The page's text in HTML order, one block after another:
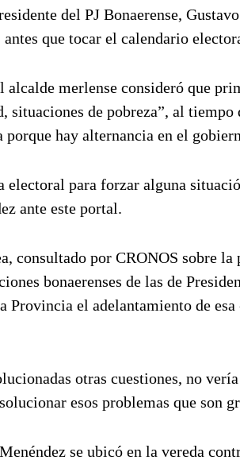
del PJ Bonaerense,
que tocar el calendario
alcalde merlense consideró que
situaciones de pobreza”, al
porque hay alternancia en el
electoral para forzar alguna
ante este portal.
consultado por CRONOS sobre
bonaerenses de las de
Provincia el adelantamiento de
otras cuestiones, no
esos problemas que son
se ubicó en la vereda